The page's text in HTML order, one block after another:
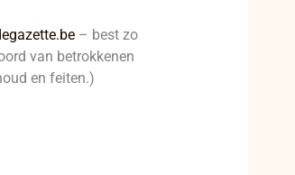
– best zo
van betrokkenen
en feiten.)